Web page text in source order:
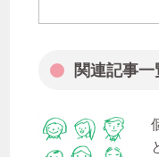
関連記事一